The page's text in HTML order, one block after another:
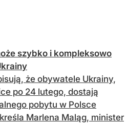
szybko i kompleksowo
że obywatele Ukrainy,
po 24 lutego, dostają
pobytu w Polsce
Marlena Maląg, minister